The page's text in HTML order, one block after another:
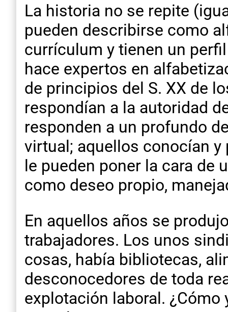
La historia no se repite
pueden describirse como
currículum y tienen un
hace expertos en
de principios del S. XX de
respondían a la autoridad
responden a un profundo
virtual; aquellos conocían
le pueden poner la cara de
como deseo propio,
En aquellos años se
trabajadores. Los unos
cosas, había bibliotecas,
desconocedores de toda
explotación laboral.